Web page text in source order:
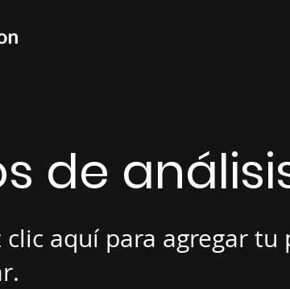
de
clic aquí para agregar tu